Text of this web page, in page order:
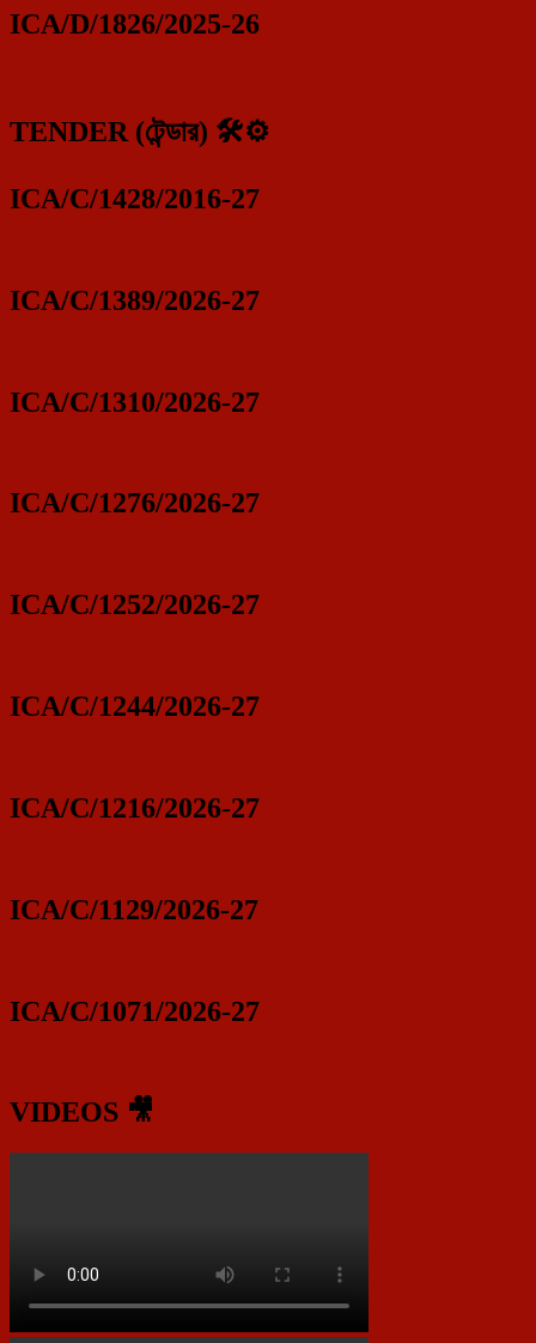
ICA/D/1826/2025-26
TENDER (টেন্ডার) 🛠️⚙️
ICA/C/1428/2016-27
ICA/C/1389/2026-27
ICA/C/1310/2026-27
ICA/C/1276/2026-27
ICA/C/1252/2026-27
ICA/C/1244/2026-27
ICA/C/1216/2026-27
ICA/C/1129/2026-27
ICA/C/1071/2026-27
VIDEOS 🎥